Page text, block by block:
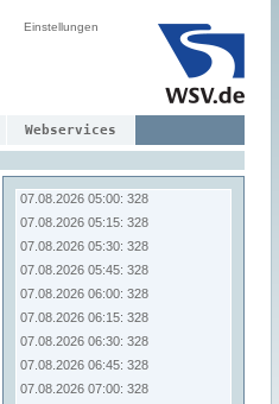
Einstellungen
Webservices
07.08.2026 03:15: 328
07.08.2026 04:15: 328
07.08.2026 04:30: 328
07.08.2026 04:45: 328
07.08.2026 05:00: 328
07.08.2026 05:15: 328
07.08.2026 05:30: 328
07.08.2026 05:45: 328
07.08.2026 06:00: 328
07.08.2026 06:15: 328
07.08.2026 06:30: 328
07.08.2026 06:45: 328
07.08.2026 07:00: 328